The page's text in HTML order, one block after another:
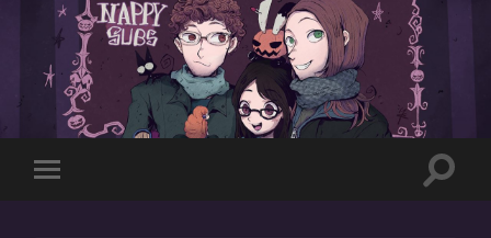
Toggle
Toggle